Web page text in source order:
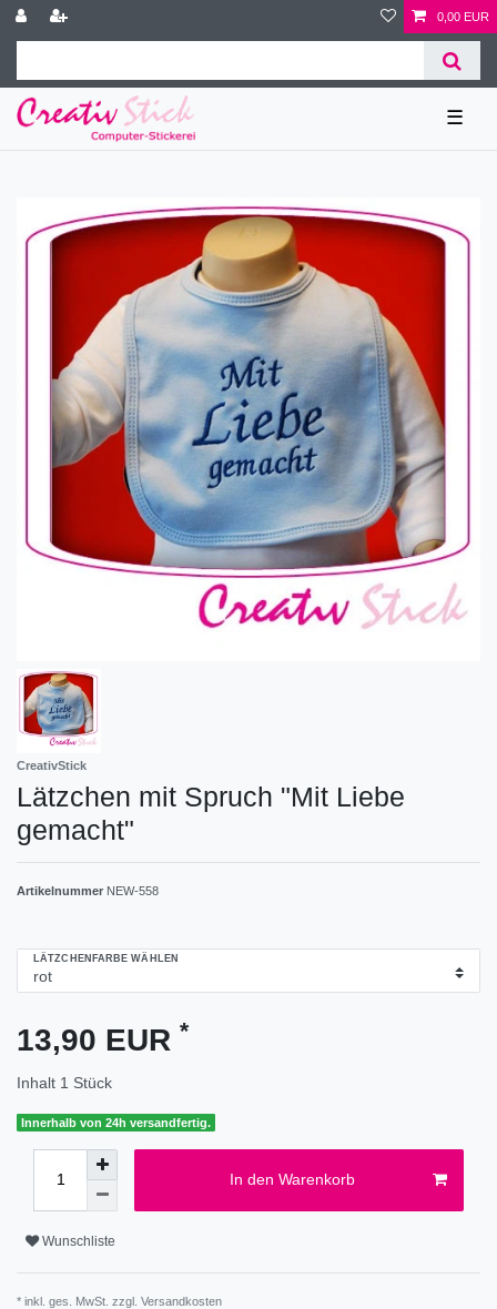
0,00 EUR
☰
CreativStick
Lätzchen mit Spruch "Mit Liebe
gemacht"
Artikelnummer NEW-558
LÄTZCHENFARBE WÄHLEN
13,90 EUR *
Inhalt 1 Stück
Innerhalb von 24h versandfertig.
In den Warenkorb
Wunschliste
* inkl. ges. MwSt. zzgl. Versandkosten